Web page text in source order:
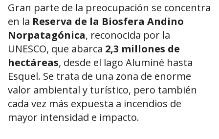
Gran parte de la preocupación se concentra
en la Reserva de la Biosfera Andino
Norpatagónica, reconocida por la
UNESCO, que abarca 2,3 millones de
hectáreas, desde el lago Aluminé hasta
Esquel. Se trata de una zona de enorme
valor ambiental y turístico, pero también
cada vez más expuesta a incendios de
mayor intensidad e impacto.